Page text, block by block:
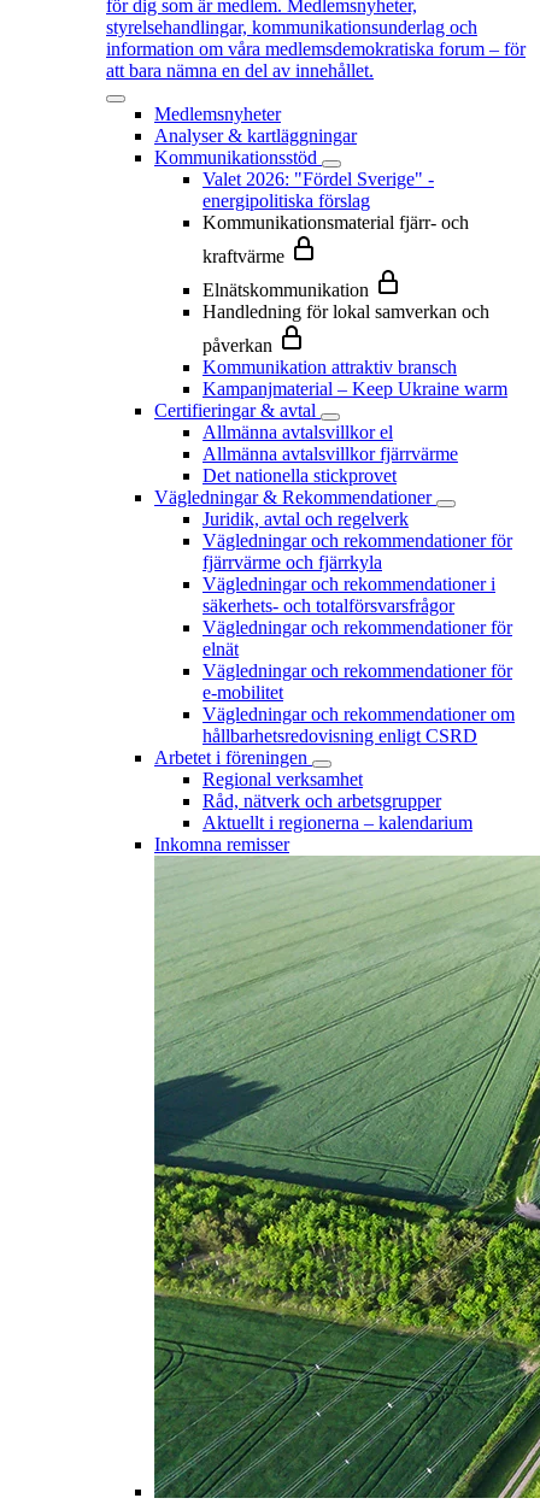
för dig som är medlem. Medlemsnyheter,
styrelsehandlingar, kommunikationsunderlag och
information om våra medlemsdemokratiska forum – för
att bara nämna en del av innehållet.
Medlemsnyheter
Analyser & kartläggningar
Kommunikationsstöd
Valet 2026: "Fördel Sverige" -
energipolitiska förslag
Kommunikationsmaterial fjärr- och
kraftvärme
Elnätskommunikation
Handledning för lokal samverkan och
påverkan
Kommunikation attraktiv bransch
Kampanjmaterial – Keep Ukraine warm
Certifieringar & avtal
Allmänna avtalsvillkor el
Allmänna avtalsvillkor fjärrvärme
Det nationella stickprovet
Vägledningar & Rekommendationer
Juridik, avtal och regelverk
Vägledningar och rekommendationer för
fjärrvärme och fjärrkyla
Vägledningar och rekommendationer i
säkerhets- och totalförsvarsfrågor
Vägledningar och rekommendationer för
elnät
Vägledningar och rekommendationer för
e-mobilitet
Vägledningar och rekommendationer om
hållbarhetsredovisning enligt CSRD
Arbetet i föreningen
Regional verksamhet
Råd, nätverk och arbetsgrupper
Aktuellt i regionerna – kalendarium
Inkomna remisser